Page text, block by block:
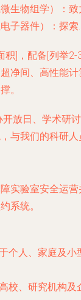
微生物组学）：
电子器件）：探索
积]，配备[列举
净间、高性能
。
放日、学术研
与我们的科研人
实验室安全运
系统。
个人、家庭及小
校、研究机构及